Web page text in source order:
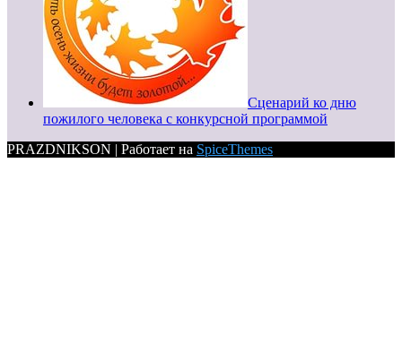
Сценарий ко дню
пожилого человека с конкурсной программой
PRAZDNIKSON | Работает на SpiceThemes